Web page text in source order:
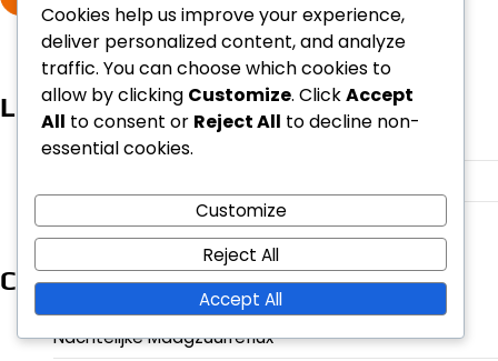
Links
Blogarchief
Neem contact met ons op
Categorieën
Levensstijl Aanpassingen voor het Beheren van
Nachtelijke Maagzuurreflux
Cookies help us improve your experience,
deliver personalized content, and analyze
traffic. You can choose which cookies to
allow by clicking Customize. ClickAccept
All to consent or Reject All to decline non-
essential cookies.
Customize
Reject All
Accept All